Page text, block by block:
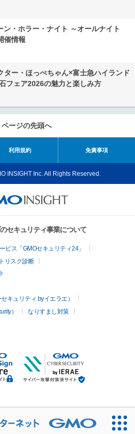
ン・ホラー・ナイト ～オールナイト
催情報
ター・ほっぺちゃん×富士急ハイランド
フェア2026の魅力と楽しみ方
ページの先頭へ
利用規約 免責事項
INSIGHT Inc. All Rights Reserved.
セキュリティ事業について
ビス「GMOセキュリティ24」
リスク診断
キュリティ byイエラエ）
）
なりすまし対策